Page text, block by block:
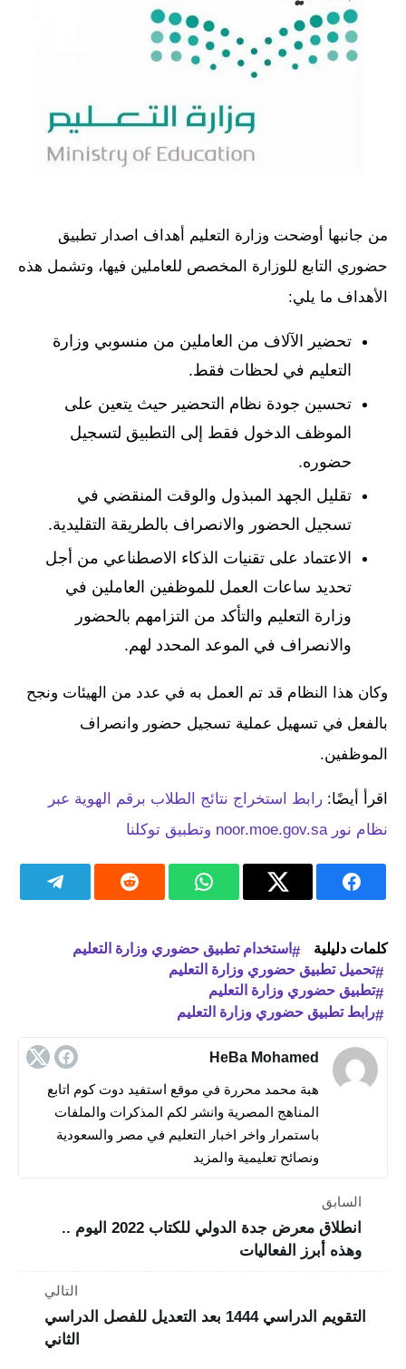
من جانبها أوضحت وزارة التعليم أهداف اصدار تطبيق
حضوري التابع للوزارة المخصص للعاملين فيها، وتشمل هذه
الأهداف ما يلي:
تحضير الآلاف من العاملين من منسوبي وزارة
التعليم في لحظات فقط.
تحسين جودة نظام التحضير حيث يتعين على
الموظف الدخول فقط إلى التطبيق لتسجيل
حضوره.
تقليل الجهد المبذول والوقت المنقضي في
تسجيل الحضور والانصراف بالطريقة التقليدية.
الاعتماد على تقنيات الذكاء الاصطناعي من أجل
تحديد ساعات العمل للموظفين العاملين في
وزارة التعليم والتأكد من التزامهم بالحضور
والانصراف في الموعد المحدد لهم.
وكان هذا النظام قد تم العمل به في عدد من الهيئات ونجح
بالفعل في تسهيل عملية تسجيل حضور وانصراف
الموظفين.
اقرأ أيضًا: رابط استخراج نتائج الطلاب برقم الهوية عبر
نظام نور noor.moe.gov.sa وتطبيق توكلنا
كلمات دليلية
استخدام تطبيق حضوري وزارة التعليم
تحميل تطبيق حضوري وزارة التعليم
تطبيق حضوري وزارة التعليم
رابط تطبيق حضوري وزارة التعليم
HeBa Mohamed
هبة محمد محررة في موقع استفيد دوت كوم اتابع
المناهج المصرية وانشر لكم المذكرات والملفات
باستمرار واخر اخبار التعليم في مصر والسعودية
ونصائح تعليمية والمزيد
السابق
انطلاق معرض جدة الدولي للكتاب 2022 اليوم ..
وهذه أبرز الفعاليات
التالي
التقويم الدراسي 1444 بعد التعديل للفصل الدراسي
الثاني